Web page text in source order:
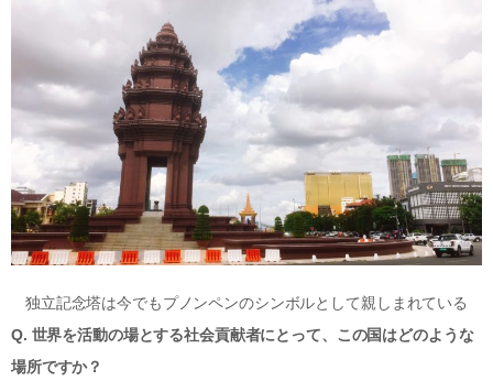
独立記念塔は今でもプノンペンのシンボルとして親しまれている
Q. 世界を活動の場とする社会貢献者にとって、この国はどのような
場所ですか？